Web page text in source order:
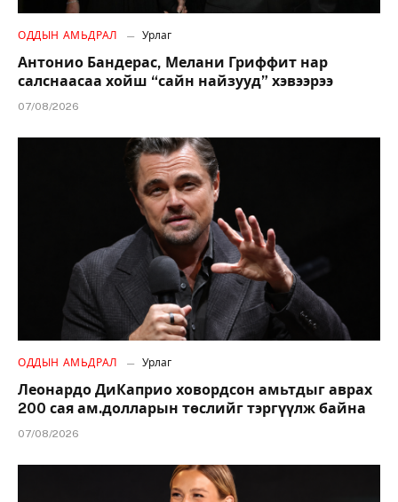
ОДДЫН АМЬДРАЛ Урлаг
Антонио Бандерас, Мелани Гриффит нар
салснаасаа хойш “сайн найзууд” хэвээрээ
07/08/2026
ОДДЫН АМЬДРАЛ Урлаг
Леонардо ДиКаприо ховордсон амьтдыг аврах
200 сая ам.долларын төслийг тэргүүлж байна
07/08/2026